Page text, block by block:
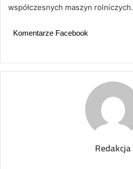
współczesnych maszyn rolniczych.
Komentarze Facebook
Redakcja